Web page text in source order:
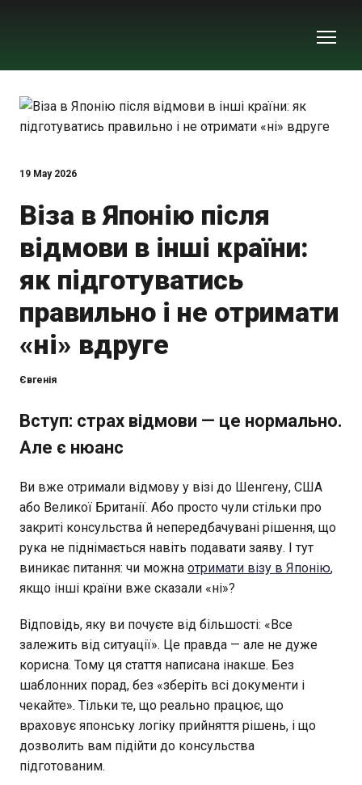
19 May 2026
Віза в Японію після
відмови в інші країни:
як підготуватись
правильно і не отримати
«ні» вдруге
Євгенія
Вступ: страх відмови — це нормально.
Але є нюанс
Ви вже отримали відмову у візі до Шенгену, США
або Великої Британії. Або просто чули стільки про
закриті консульства й непередбачувані рішення, що
рука не піднімається навіть подавати заяву. І тут
виникає питання: чи можна отримати візу в Японію,
якщо інші країни вже сказали «ні»?
Відповідь, яку ви почуєте від більшості: «Все
залежить від ситуації». Це правда — але не дуже
корисна. Тому ця стаття написана інакше. Без
шаблонних порад, без «зберіть всі документи і
чекайте». Тільки те, що реально працює, що
враховує японську логіку прийняття рішень, і що
дозволить вам підійти до консульства
підготованим.